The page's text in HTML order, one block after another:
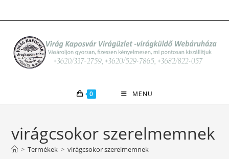
to
0 MENU
virágcsokor szerelmemnek
> Termékek > virágcsokor szerelmemnek